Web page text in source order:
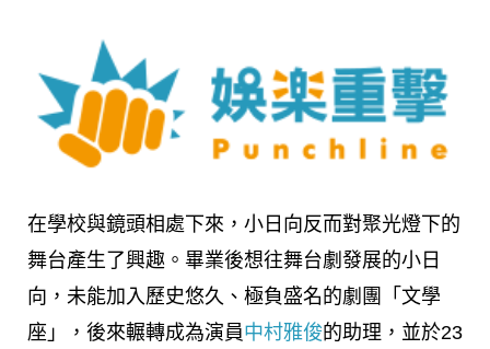
在學校與鏡頭相處下來，小日向反而對聚光燈下的
舞台產生了興趣。畢業後想往舞台劇發展的小日
向，未能加入歷史悠久、極負盛名的劇團「文學
座」，後來輾轉成為演員中村雅俊的助理，並於23